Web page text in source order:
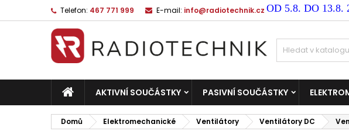
OD 5.8. DO 13.8.
Telefon: 467 771 999 E-mail: info@radiotechnik.cz
AKTIVNÍ SOUČÁSTKY PASIVNÍ SOUČÁSTKY
Domů Elektromechanické Ventilátory Ventilátory DC